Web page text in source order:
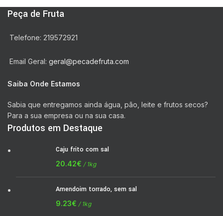
Peça de Fruta
Telefone: 219572921
Email Geral: geral@pecadefruta.com
Saiba Onde Estamos
Sabia que entregamos ainda água, pão, leite e frutos secos?
Para a sua empresa ou na sua casa.
Produtos em Destaque
Caju frito com sal
20.42€ / 1kg
Amendoim torrado, sem sal
9.23€ / 1kg